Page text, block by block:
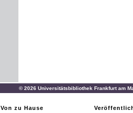
© 2026 Universitätsbibliothek Frankfurt am
Von zu Hause